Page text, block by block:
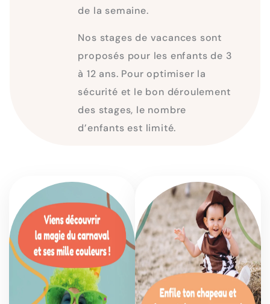
de la semaine.
Nos stages de vacances sont
proposés pour les enfants de 3
à 12 ans. Pour optimiser la
sécurité et le bon déroulement
des stages, le nombre
d’enfants est limité.